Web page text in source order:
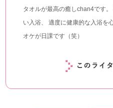
タオルが最高の癒しchan4です
い入浴、 適度に健康的な入浴を
オケが日課です（笑）